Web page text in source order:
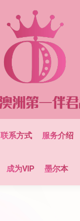
联系方式 服务介绍
成为VIP 墨尔本